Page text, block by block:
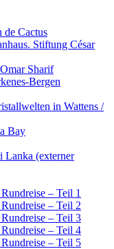
de Cactus
Stiftung César
Sharif
Bergen
in Wattens /
Bay
Lanka (externer
– Teil 1
– Teil 2
– Teil 3
– Teil 4
– Teil 5